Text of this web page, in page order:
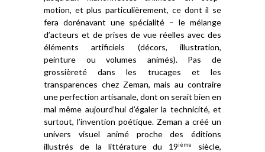
motion, et plus particulièrement, ce dont il se
fera dorénavant une spécialité – le mélange
d’acteurs et de prises de vue réelles avec des
éléments artificiels (décors, illustration,
peinture ou volumes animés). Pas de
grossièreté dans les trucages et les
transparences chez Zeman, mais au contraire
une perfection artisanale, dont on serait bien en
mal même aujourd’hui d’égaler la technicité, et
surtout, l’invention poétique. Zeman a créé un
univers visuel animé proche des éditions
illustrés de la littérature du 19ième
siècle,